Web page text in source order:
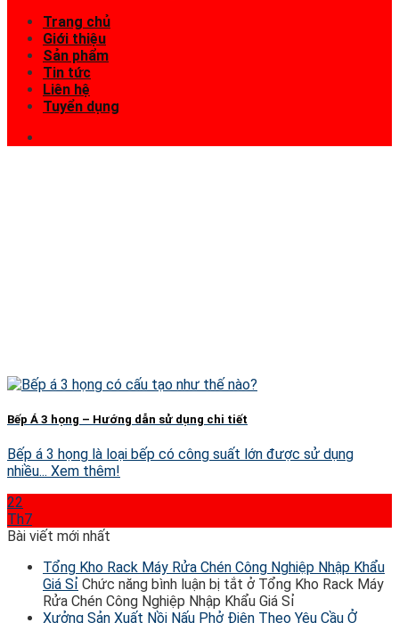
Trang chủ
Giới thiệu
Sản phẩm
Tin tức
Liên hệ
Tuyển dụng
Bếp Á 3 họng – Hướng dẫn sử dụng chi tiết
Bếp á 3 họng là loại bếp có công suất lớn được sử dụng
nhiều... Xem thêm!
22
Th7
Bài viết mới nhất
Tổng Kho Rack Máy Rửa Chén Công Nghiệp Nhập Khẩu
Giá Sỉ Chức năng bình luận bị tắt ở Tổng Kho Rack Máy
Rửa Chén Công Nghiệp Nhập Khẩu Giá Sỉ
Xưởng Sản Xuất Nồi Nấu Phở Điện Theo Yêu Cầu Ở